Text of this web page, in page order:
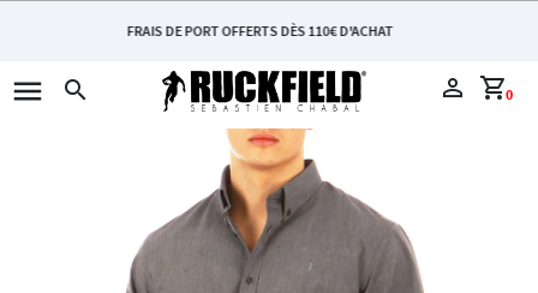
FRAIS DE PORT OFFERTS DÈS 110€ D'ACHAT
menu search perm_identity 0
shopping_cart